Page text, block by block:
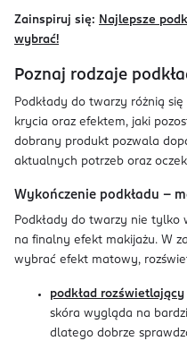
Zainspiruj się: Najlepsze
wybrać!
Poznaj rodzaje
Podkłady do twarzy różnią
krycia oraz efektem, jaki
dobrany produkt pozwala
aktualnych potrzeb oraz
Wykończenie podkładu –
Podkłady do twarzy nie
na finalny efekt makijażu. W
wybrać efekt matowy,
podkład rozświetlający
skóra wygląda na
dlatego dobrze